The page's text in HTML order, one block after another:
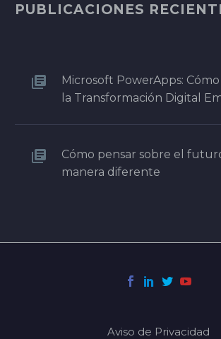
PUBLICACIONES
Microsoft PowerApps:
la Transformación Digital
Cómo pensar sobre el
manera diferente
Aviso de Privacidad